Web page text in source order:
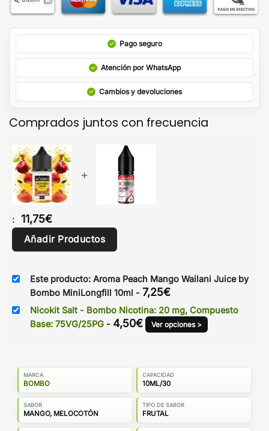
Pago seguro
Atención por WhatsApp
Cambios y devoluciones
Comprados juntos con frecuencia
+
: 11,75€
Añadir Productos
Este producto: Aroma Peach Mango Wailani Juice by
Bombo MiniLongfill 10ml - 7,25€
Nicokit Salt - Bombo Nicotina: 20 mg, Compuesto
Base: 75VG/25PG - 4,50€ Ver opciones >
MARCA
BOMBO
CAPACIDAD
10ML/30
SABOR
MANGO, MELOCOTÓN
TIPO DE SABOR
FRUTAL